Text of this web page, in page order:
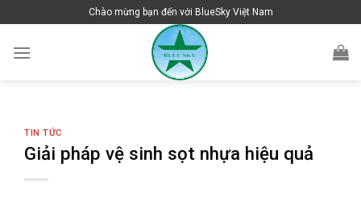
to
content
Chào mừng bạn đến với BlueSky Việt Nam
TIN TỨC
Giải pháp vệ sinh sọt nhựa hiệu quả